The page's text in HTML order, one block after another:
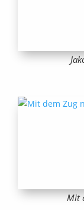
Mit